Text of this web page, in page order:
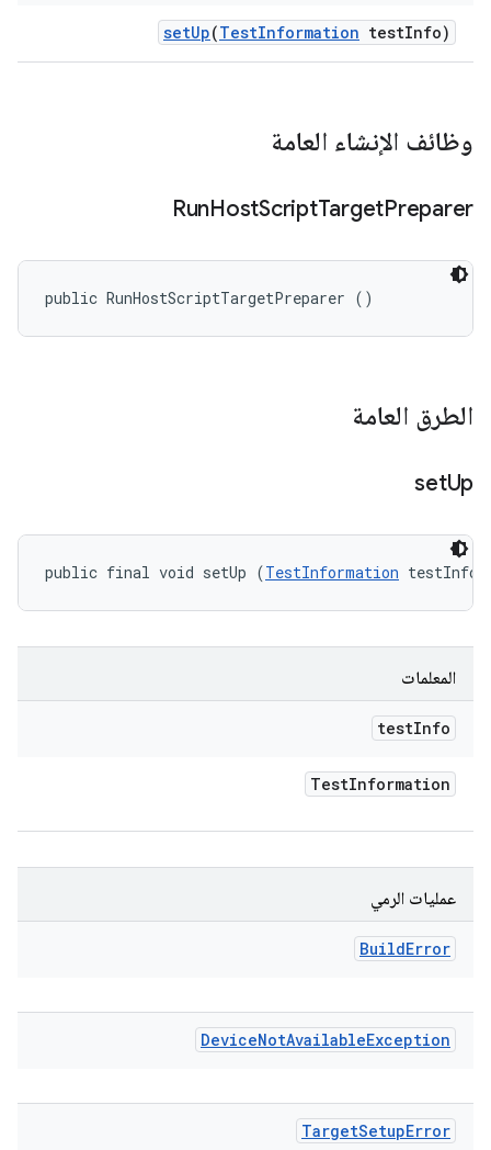
setUp(TestInformation testInfo)
وظائف الإنشاء العامة
RunHostScriptTargetPreparer
public RunHostScriptTargetPreparer ()
الطرق العامة
setUp
public final void setUp (TestInformation testInfo)
المعلمات
testInfo
TestInformation
عمليات الرمي
BuildError
DeviceNotAvailableException
TargetSetupError